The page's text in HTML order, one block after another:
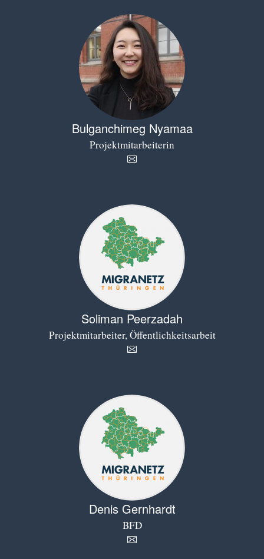
Bulganchimeg Nyamaa
Projektmitarbeiterin
Soliman Peerzadah
Projektmitarbeiter, Öffentlichkeitsarbeit
Denis Gernhardt
BFD